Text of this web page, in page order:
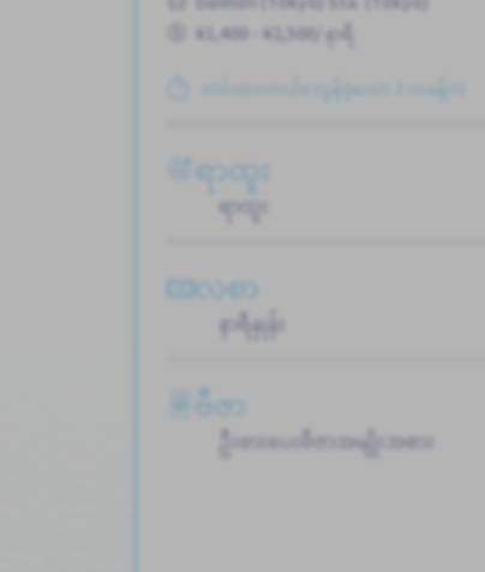
အခ်ိန္ပိုနည္းေသာ
အလုပ္ေလွ်ာက္စာ မလုိပါ
¥1,400 - ¥2,500/ နာရီ
တင်ထားတယ်။ လွန်ခဲ့သော 3 လခန့်က
ရာထူး
ရာထူး
လစာ
နာရီနှုန်း
ဗီဇာ
ဦးစားပေးဗီဇာအမျိုးအစား